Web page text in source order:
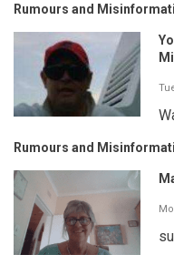
Rumours and
Rumours and